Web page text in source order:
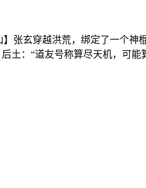
张玄穿越洪荒，绑定了一个
土：“道友号称算尽天机，可